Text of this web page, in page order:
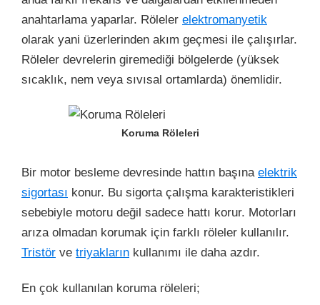
anahtarlama yaparlar. Röleler elektromanyetik
olarak yani üzerlerinden akım geçmesi ile çalışırlar.
Röleler devrelerin giremediği bölgelerde (yüksek
sıcaklık, nem veya sıvısal ortamlarda) önemlidir.
Koruma Röleleri
Bir motor besleme devresinde hattın başına elektrik
sigortası konur. Bu sigorta çalışma karakteristikleri
sebebiyle motoru değil sadece hattı korur. Motorları
arıza olmadan korumak için farklı röleler kullanılır.
Tristör ve triyakların kullanımı ile daha azdır.
En çok kullanılan koruma röleleri;